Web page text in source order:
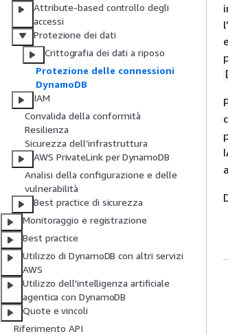
Attribute-based controllo degli
accessi
Protezione dei dati
Crittografia dei dati a riposo
Protezione delle connessioni
DynamoDB
IAM
Convalida della conformità
Resilienza
Sicurezza dell’infrastruttura
AWS PrivateLink per DynamoDB
Analisi della configurazione e delle
vulnerabilità
Best practice di sicurezza
Monitoraggio e registrazione
Best practice
Utilizzo di DynamoDB con altri servizi
AWS
Utilizzo dell'intelligenza artificiale
agentica con DynamoDB
Quote e vincoli
Riferimento API